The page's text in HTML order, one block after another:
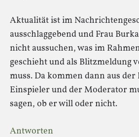
Aktualität ist im
ausschlaggebend und Frau
nicht aussuchen, was im
geschieht und als Blitzmeldung
muss. Da kommen dann aus der
Einspieler und der Moderator
sagen, ob er will oder nicht.
Antworten